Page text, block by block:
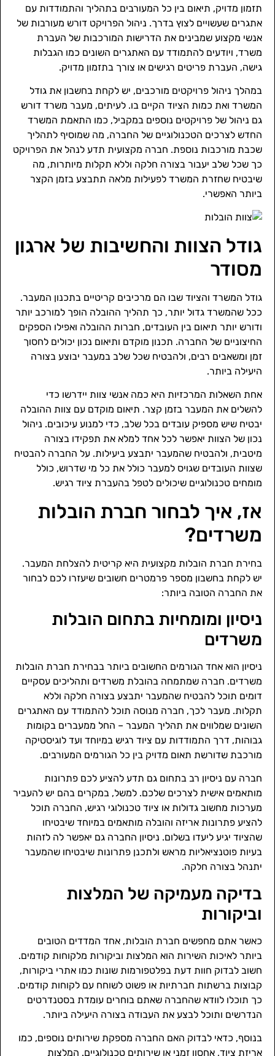
תזמון מדויק, תיאום בין כל המעורבים בתהליך והתמודדות עם
אתגרים שעשויים לצוץ בדרך. ניהול הפרויקט דורש מעורבות של
אנשי מקצוע שמבינים את הדרישות המורכבות של העברת
משרד, ויודעים להתמודד עם האתגרים השונים כמו הגבלות
גישה, העברת פריטים רגישים או צורך בתזמון מדויק.
במהלך ניהול פרויקטים מורכבים, יש לקחת בחשבון את גודל
המשרד ואת כמות הציוד הקיים בו. לעיתים, מעבר משרד דורש
גם ניהול של פרויקטים נוספים במקביל, כמו התאמת המשרד
החדש לצרכים הטכנולוגיים של החברה, מה שמוסיף לתהליך
שכבת מורכבות נוספת. חברה מקצועית תדע לנהל את הפרויקט
כך שכל שלב יעבור בצורה חלקה וללא תקלות מיותרות, מה
שיבטיח שחזרת המשרד לפעילות מלאה תתבצע בזמן הקצר
ביותר האפשרי.
גודל הצוות והחשיבות של ארגון
מסודר
גודל המשרד והציוד שבו הם מרכיבים קריטיים בתכנון המעבר.
ככל שהמשרד גדול יותר, כך תהליך ההובלה הופך למורכב יותר
ודורש יותר תיאום בין העובדים, חברות ההובלה ואפילו הספקים
החיצוניים של החברה. תכנון מוקדם ותיאום נכון יכולים לחסוך
זמן ומשאבים רבים, ולהבטיח שכל שלב במעבר יבוצע בצורה
היעילה ביותר.
אחת השאלות המרכזיות היא כמה אנשי צוות יידרשו כדי
להשלים את המעבר בזמן קצר. תיאום מוקדם עם צוות ההובלה
יבטיח שיש מספיק עובדים בכל שלב, כדי למנוע עיכובים. ניהול
נכון של הצוות יאפשר לכל אחד למלא את תפקידו בצורה
מיטבית, ולהבטיח שהמעבר יתבצע ביעילות. על החברה להבטיח
שצוות העובדים שגויס למעבר כולל את כל מי שדרוש, כולל
מומחים טכנולוגיים שיכולים לטפל בהעברת ציוד רגיש.
אז, איך לבחור חברת הובלות
משרדים?
בחירת חברת הובלות מקצועית היא קריטית להצלחת המעבר.
יש לקחת בחשבון מספר פרמטרים חשובים שיעזרו לכם לבחור
את החברה הטובה ביותר:
ניסיון ומומחיות בתחום הובלות
משרדים
ניסיון הוא אחד הגורמים החשובים ביותר בבחירת חברת הובלות
משרדים. חברה שמתמחה בהובלת משרדים ותהליכים עסקיים
דומים תוכל להבטיח שהמעבר יתבצע בצורה חלקה וללא
תקלות. מעבר לכך, חברה מנוסה תוכל להתמודד עם האתגרים
השונים שמלווים את תהליך המעבר – החל ממעברים בקומות
גבוהות, דרך התמודדות עם ציוד רגיש במיוחד ועד לוגיסטיקה
מורכבת שדורשת תאום מדויק בין כל הגורמים המעורבים.
חברה עם ניסיון רב בתחום גם תדע להציע לכם פתרונות
מותאמים אישית לצרכים שלכם. למשל, במקרים בהם יש להעביר
מערכות מחשוב גדולות או ציוד טכנולוגי רגיש, החברה תוכל
להציע פתרונות אריזה והובלה מותאמים במיוחד שיבטיחו
שהציוד יגיע ליעדו בשלום. ניסיון החברה גם יאפשר לה לזהות
בעיות פוטנציאליות מראש ולתכנן פתרונות שיבטיחו שהמעבר
יתנהל בצורה חלקה.
בדיקה מעמיקה של המלצות
וביקורות
כאשר אתם מחפשים חברת הובלות, אחד המדדים הטובים
ביותר לאיכות השירות הוא המלצות וביקורות מלקוחות קודמים.
חשוב לבדוק חוות דעת בפלטפורמות שונות כמו אתרי ביקורות,
קבוצות ברשתות חברתיות או פשוט לשוחח עם לקוחות קודמים.
כך תוכלו לוודא שהחברה שאתם בוחרים עומדת בסטנדרטים
הנדרשים ותוכל לבצע את העבודה בצורה היעילה ביותר.
בנוסף, כדאי לבדוק האם החברה מספקת שירותים נוספים, כמו
אריזת ציוד, אחסון זמני או שירותים טכנולוגיים. המלצות